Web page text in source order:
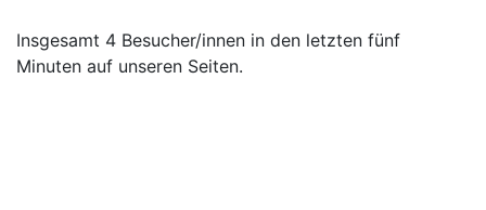
Insgesamt 4 Besucher/innen in den letzten fünf
Minuten auf unseren Seiten.